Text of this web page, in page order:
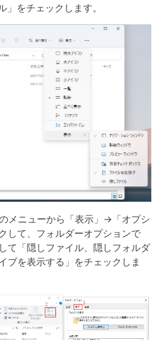
をチェックします。
メニューから「表示」→「オプシ
して、フォルダーオプションで
て「隠しファイル、隠しフォルダ
ブを表示する」をチェックしま